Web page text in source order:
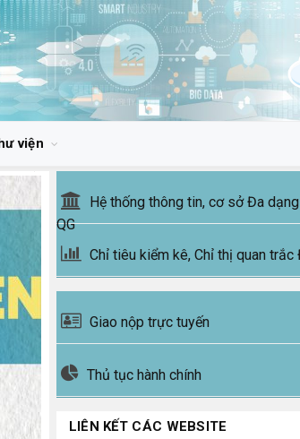
viện
Hệ thống thông tin, cơ sở Đa
QG
Chỉ tiêu kiểm kê, Chỉ thị quan trắc
Giao nộp trực tuyến
Thủ tục hành chính
LIÊN KẾT CÁC WEBSITE